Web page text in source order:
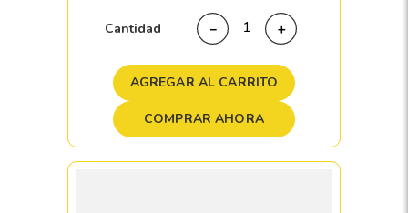
Cantidad ＋
－
AGREGAR AL CARRITO
COMPRAR AHORA